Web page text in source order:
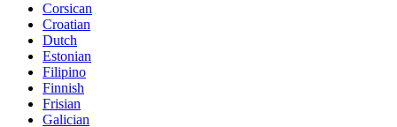
Corsican
Croatian
Dutch
Estonian
Filipino
Finnish
Frisian
Galician